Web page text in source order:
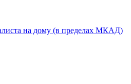
на дому (в пределах МКАД)